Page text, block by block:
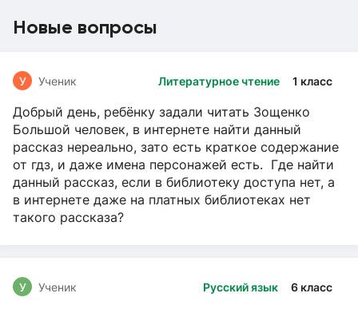
Новые вопросы
Литературное чтение 1 класс
У Ученик
Добрый день, ребёнку задали читать Зощенко
Большой человек, в интернете найти данный
рассказ нереально, зато есть краткое содержание
от гдз, и даже имена персонажей есть. Где найти
данный рассказ, если в библиотеку доступа нет, а
в интернете даже на платных библиотеках нет
такого рассказа?
Русский язык 6 класс
У Ученик